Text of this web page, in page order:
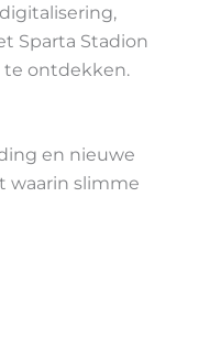
Sparta Stadion
te ontdekken.
en nieuwe
waarin slimme